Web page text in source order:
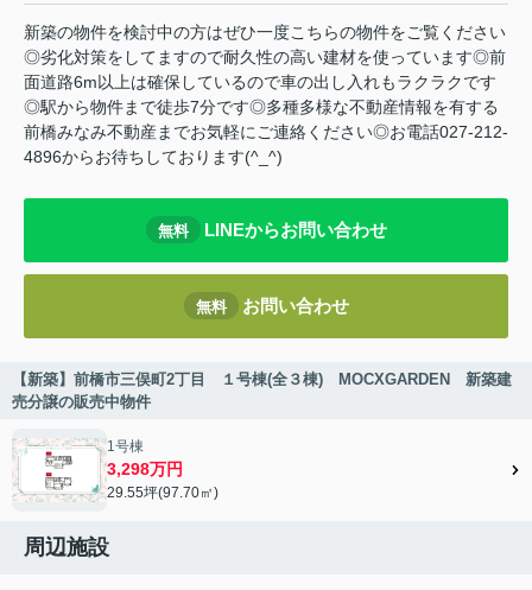
新築の物件を検討中の方はぜひ一度こちらの物件をご覧ください
◎劣化対策をしてますので耐久性の高い建材を使っています◎前
面道路6m以上は確保しているので車の出し入れもラクラクです
◎駅から物件まで徒歩7分です◎多種多様な不動産情報を有する
前橋みなみ不動産までお気軽にご連絡ください◎お電話027-212-
4896からお待ちしております(^_^)
無料 LINEからお問い合わせ
無料 お問い合わせ
【新築】前橋市三俣町2丁目 １号棟(全３棟) MOCXGARDEN 新築建
売分譲の販売中物件
1号棟
3,298万円
29.55坪(97.70㎡)
周辺施設